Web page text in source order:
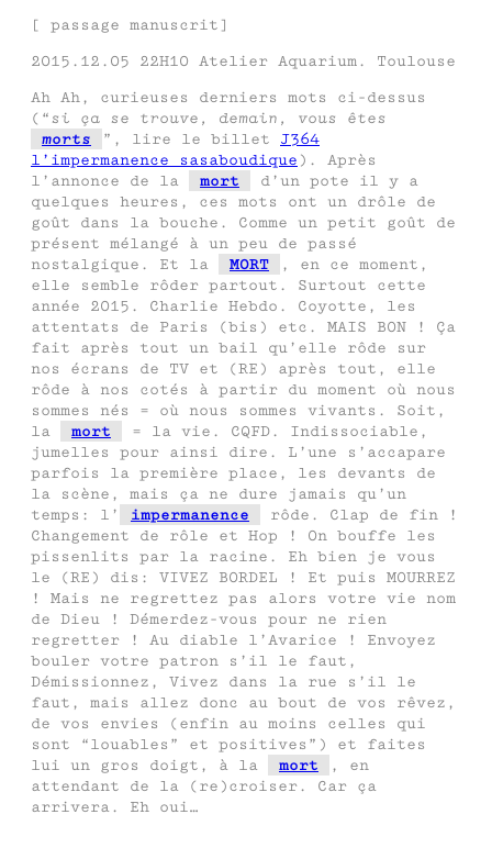
[ passage manuscrit]
2015.12.05 22H10 Atelier Aquarium. Toulouse
Ah Ah, curieuses derniers mots ci-dessus
(“si ça se trouve, demain, vous êtes
morts
”, lire le billet J364
l’impermanence sasaboudique ). Après
l’annonce de la
mort
d’un pote il y a
quelques heures, ces mots ont un drôle de
goût dans la bouche. Comme un petit goût de
présent mélangé à un peu de passé
nostalgique. Et la
MORT
, en ce moment,
elle semble rôder partout. Surtout cette
année 2015. Charlie Hebdo. Coyotte, les
attentats de Paris (bis) etc. MAIS BON ! Ça
fait après tout un bail qu’elle rôde sur
nos écrans de TV et (RE) après tout, elle
rôde à nos cotés à partir du moment où nous
sommes nés = où nous sommes vivants. Soit,
la
mort
= la vie. CQFD. Indissociable,
jumelles pour ainsi dire. L’une s’accapare
parfois la première place, les devants de
la scène, mais ça ne dure jamais qu’un
temps: l’
impermanence
rôde. Clap de fin !
Changement de rôle et Hop ! On bouffe les
pissenlits par la racine. Eh bien je vous
le (RE) dis: VIVEZ BORDEL ! Et puis MOURREZ
! Mais ne regrettez pas alors votre vie nom
de Dieu ! Démerdez-vous pour ne rien
regretter ! Au diable l’Avarice ! Envoyez
bouler votre patron s’il le faut,
Démissionnez, Vivez dans la rue s’il le
faut, mais allez donc au bout de vos rêvez,
de vos envies (enfin au moins celles qui
sont “louables” et positives”) et faites
lui un gros doigt, à la
mort
, en
attendant de la (re)croiser. Car ça
arrivera. Eh oui…